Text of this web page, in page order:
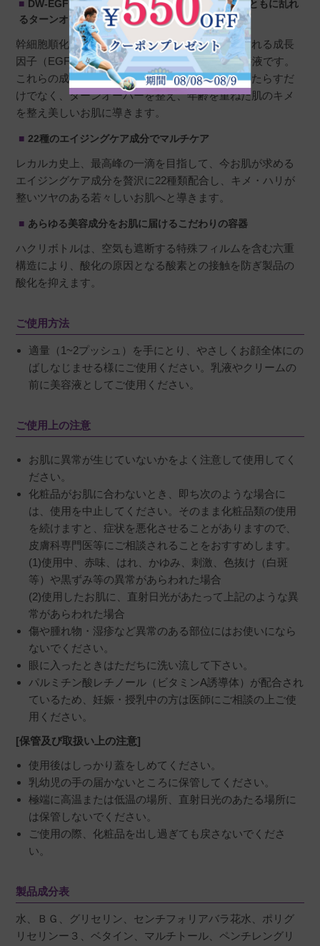
DW-EGFと歯髄幹細胞培養液、ペプチドが年齢とともに乱れ
るターンオーバーを整える
幹細胞順化培養液とは細胞が増殖するとき放出される成長
因子（EGFや多種のペプチド成分）を含んだ培養液です。
これらの成分が合わさることで、保湿やハリをもたらすだ
けでなく、ターンオーバーを整え、年齢を重ねた肌のキメ
を整え美しいお肌に導きます。
22種のエイジングケア成分でマルチケア
レカルカ史上、最高峰の一滴を目指して、今お肌が求める
エイジングケア成分を贅沢に22種類配合し、キメ・ハリが
整いツヤのある若々しいお肌へと導きます。
あらゆる美容成分をお肌に届けるこだわりの容器
ハクリボトルは、空気も遮断する特殊フィルムを含む六重
構造により、酸化の原因となる酸素との接触を防ぎ製品の
酸化を抑えます。
ご使用方法
適量（1~2プッシュ）を手にとり、やさしくお顔全体にの
ばしなじませる様にご使用ください。乳液やクリームの
前に美容液としてご使用ください。
ご使用上の注意
お肌に異常が生じていないかをよく注意して使用してく
ださい。
化粧品がお肌に合わないとき、即ち次のような場合に
は、使用を中止してください。そのまま化粧品類の使用
を続けますと、症状を悪化させることがありますので、
皮膚科専門医等にご相談されることをおすすめします。
(1)使用中、赤味、はれ、かゆみ、刺激、色抜け（白斑
等）や黒ずみ等の異常があらわれた場合
(2)使用したお肌に、直射日光があたって上記のような異
常があらわれた場合
傷や腫れ物・湿疹など異常のある部位にはお使いになら
ないでください。
眼に入ったときはただちに洗い流して下さい。
パルミチン酸レチノール（ビタミンA誘導体）が配合され
ているため、妊娠・授乳中の方は医師にご相談の上ご使
用ください。
[保管及び取扱い上の注意]
使用後はしっかり蓋をしめてください。
乳幼児の手の届かないところに保管してください。
極端に高温または低温の場所、直射日光のあたる場所に
は保管しないでください。
ご使用の際、化粧品を出し過ぎても戻さないでくださ
い。
製品成分表
水、ＢＧ、グリセリン、センチフォリアバラ花水、ポリグ
リセリンー３、ベタイン、マルチトール、ペンチレングリ